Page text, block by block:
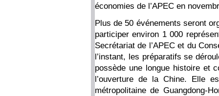
économies de l’APEC en
Plus de 50 événements seront
participer environ 1 000
Secrétariat de l’APEC et du
l’instant, les préparatifs se
possède une longue histoire et
l’ouverture de la Chine. Elle
métropolitaine de Guangdong-